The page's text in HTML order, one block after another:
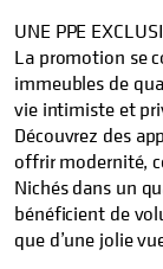
UNE PPE
La promotion se
immeubles de
vie intimiste et
Découvrez des
offrir modernité,
Nichés dans un
bénéficient de
que d’une jolie